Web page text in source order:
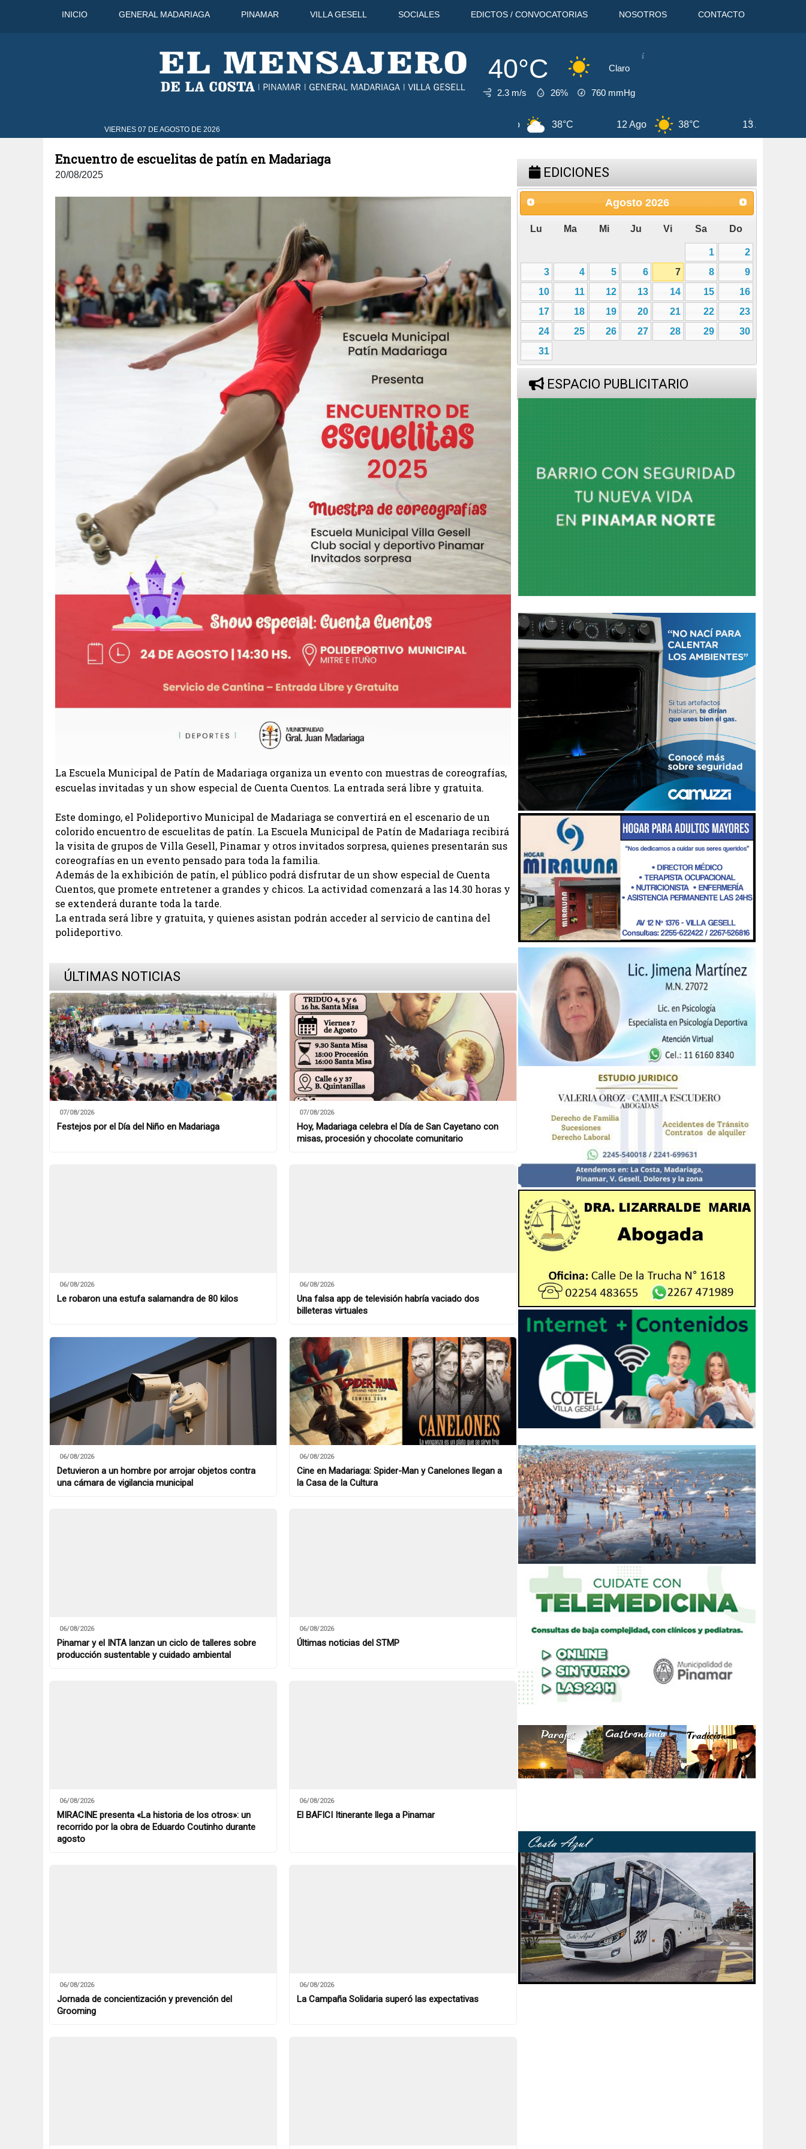
INICIO GENERAL MADARIAGA PINAMAR VILLA GESELL SOCIALES EDICTOS / CONVOCATORIAS NOSOTROS CONTACTO
40°C Claro
2.3 m/s 26% 760 mmHg
VIERNES 07 DE AGOSTO DE 2026
10 Ago 39°C 13 Ago 7 Ago
Encuentro de escuelitas de patín en Madariaga
20/08/2025
La Escuela Municipal de Patín de Madariaga organiza un evento con muestras de coreografías,
escuelas invitadas y un show especial de Cuenta Cuentos. La entrada será libre y gratuita.
Este domingo, el Polideportivo Municipal de Madariaga se convertirá en el escenario de un
colorido encuentro de escuelitas de patín. La Escuela Municipal de Patín de Madariaga recibirá
la visita de grupos de Villa Gesell, Pinamar y otros invitados sorpresa, quienes presentarán sus
coreografías en un evento pensado para toda la familia.
Además de la exhibición de patín, el público podrá disfrutar de un show especial de Cuenta
Cuentos, que promete entretener a grandes y chicos. La actividad comenzará a las 14.30 horas y
se extenderá durante toda la tarde.
La entrada será libre y gratuita, y quienes asistan podrán acceder al servicio de cantina del
polideportivo.
ÚLTIMAS NOTICIAS
07/08/2026
Festejos por el Día del Niño en Madariaga
07/08/2026
Hoy, Madariaga celebra el Día de San Cayetano con
misas, procesión y chocolate comunitario
06/08/2026
Le robaron una estufa salamandra de 80 kilos
06/08/2026
Una falsa app de televisión habría vaciado dos
billeteras virtuales
06/08/2026
Detuvieron a un hombre por arrojar objetos contra
una cámara de vigilancia municipal
06/08/2026
Cine en Madariaga: Spider-Man y Canelones llegan a
la Casa de la Cultura
06/08/2026
Pinamar y el INTA lanzan un ciclo de talleres sobre
producción sustentable y cuidado ambiental
06/08/2026
Últimas noticias del STMP
06/08/2026
MIRACINE presenta «La historia de los otros»: un
recorrido por la obra de Eduardo Coutinho durante
agosto
06/08/2026
El BAFICI Itinerante llega a Pinamar
06/08/2026
Jornada de concientización y prevención del
Grooming
06/08/2026
La Campaña Solidaria superó las expectativas
EDICIONES
Agosto 2026
Lu Ma Mi Ju Vi Sa Do
1
2
3
4 5 6 7 8
9
10
11 12 13 14 15
16
17
18 19 20 21 22
23
24
25 26 27 28 29
30
31
ESPACIO PUBLICITARIO